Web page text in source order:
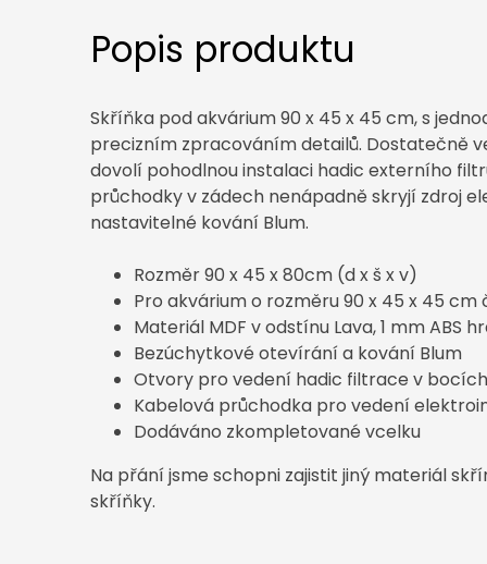
Popis produktu
Skříňka pod akvárium 90 x 45 x 45 cm, s
precizním zpracováním detailů. Dostatečně
dovolí pohodlnou instalaci hadic externího
průchodky v zádech nenápadně skryjí zdroj
nastavitelné kování Blum.
Rozměr 90 x 45 x 80cm (d x š x v)
Pro akvárium o rozměru 90 x 45 x 45 cm
Materiál MDF v odstínu Lava, 1 mm ABS
Bezúchytkové otevírání a kování Blum
Otvory pro vedení hadic filtrace v
Kabelová průchodka pro vedení
Dodáváno zkompletované vcelku
Na přání jsme schopni zajistit jiný materiál
skříňky.